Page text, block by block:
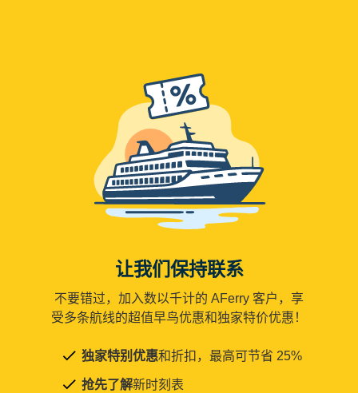
让我们保持联系
不要错过，加入数以千计的 AFerry 客户，享
受多条航线的超值早鸟优惠和独家特价优惠！
独家特别优惠和折扣，最高可节省 25%
抢先了解新时刻表